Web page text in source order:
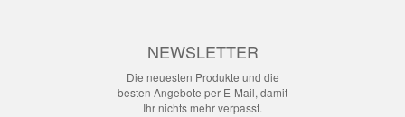
NEWSLETTER
Die neuesten Produkte und die
besten Angebote per E-Mail, damit
Ihr nichts mehr verpasst.